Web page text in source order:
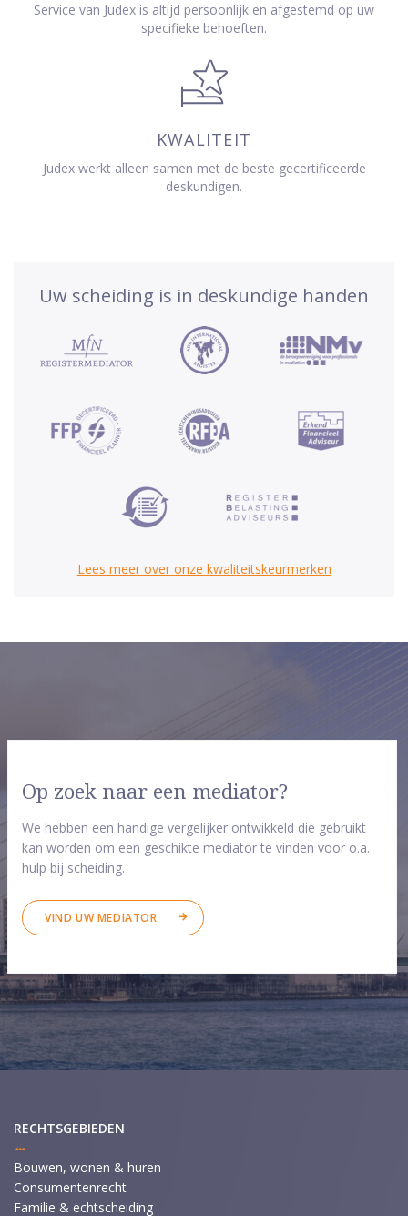
Service van Judex is altijd persoonlijk en afgestemd op uw
specifieke behoeften.
KWALITEIT
Judex werkt alleen samen met de beste gecertificeerde
deskundigen.
Uw scheiding is in deskundige handen
Lees meer over onze kwaliteitskeurmerken
Op zoek naar een mediator?
We hebben een handige vergelijker ontwikkeld die gebruikt
kan worden om een geschikte mediator te vinden voor o.a.
hulp bij scheiding.
VIND UW MEDIATOR
RECHTSGEBIEDEN
Bouwen, wonen & huren
Consumentenrecht
Familie & echtscheiding